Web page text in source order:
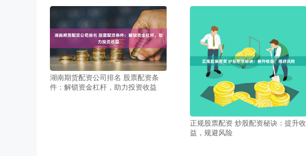
湖南期货配资公司排名 股票配资条
件：解锁资金杠杆，助力投资收益
正规股票配资 炒股配资秘诀：提升收
益，规避风险